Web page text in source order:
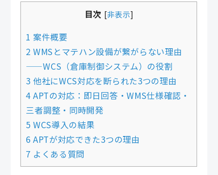
目次 [非表示]
1 案件概要
2 WMSとマテハン設備が繋がらない理由
——WCS（倉庫制御システム）の役割
3 他社にWCS対応を断られた3つの理由
4 APTの対応：即日回答・WMS仕様確認・
三者調整・同時開発
5 WCS導入の結果
6 APTが対応できた3つの理由
7 よくある質問